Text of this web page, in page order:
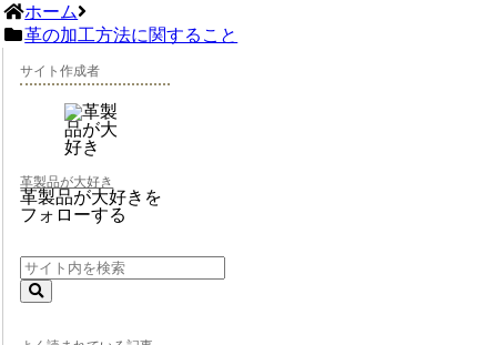
ホーム
革の加工方法に関すること
サイト作成者
革製品が大好き
革製品が大好きを
フォローする